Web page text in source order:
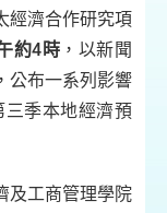
經濟合作研究項
約4時 ，以新聞
公布一系列影響
季本地經濟預
及工商管理學院